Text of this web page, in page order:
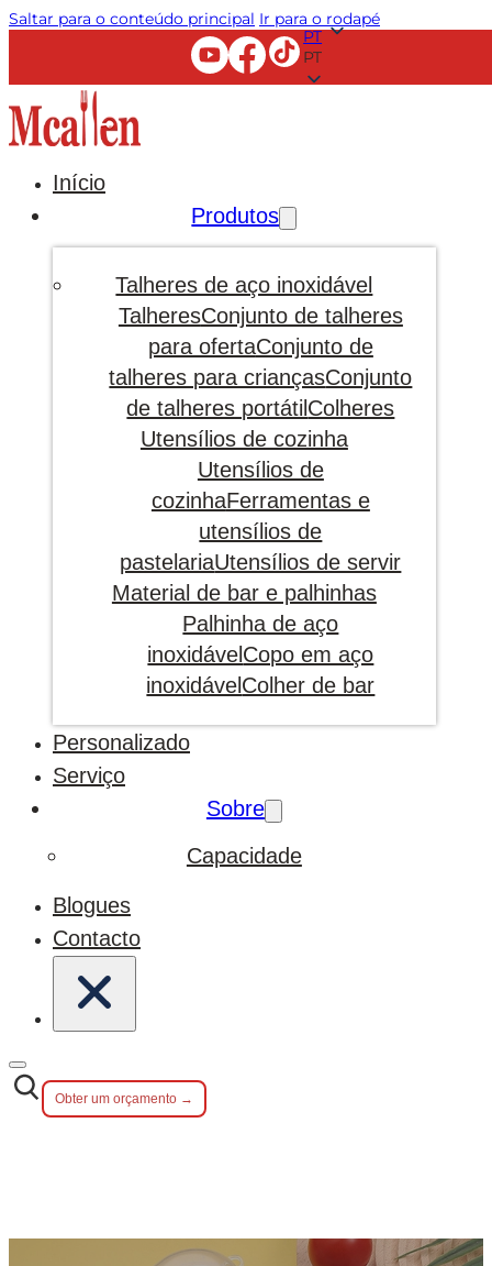
Saltar para o conteúdo principal Ir para o rodapé
PT
PT
Início
Produtos
Talheres de aço inoxidável
TalheresConjunto de talheres
para ofertaConjunto de
talheres para criançasConjunto
de talheres portátil Colheres
Utensílios de cozinha
Utensílios de
cozinhaFerramentas e
utensílios de
pastelariaUtensílios de servir
Material de bar e palhinhas
Palhinha de aço
inoxidável Copo em aço
inoxidável Colher de bar
Personalizado
Serviço
Sobre
Capacidade
Blogues
Contacto
Obter um orçamento →